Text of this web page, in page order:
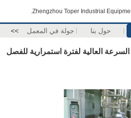
Zhengzhou Toper Industrial
حول بنا جولة في المعمل >>
العالية لفترة استمرارية للفصل